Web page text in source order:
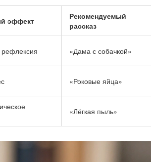
эффект
Рекомендуемый
рассказ
«Дама с собачкой»
«Роковые яйца»
«Лёгкая пыль»